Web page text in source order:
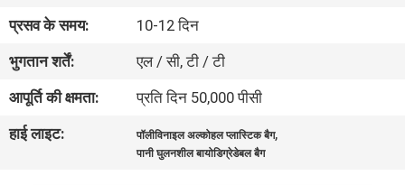
गुणवत्ता
नियंत्रण
समाचार
प्रसव के समय:
10-12 दिन
भुगतान शर्तें:
एल / सी, टी / टी
आपूर्ति की क्षमता:
प्रति दिन 50,000 पीसी
हाई लाइट:
पॉलीविनाइल अल्कोहल प्लास्टिक बैग,
पानी घुलनशील बायोडिग्रेडेबल बैग